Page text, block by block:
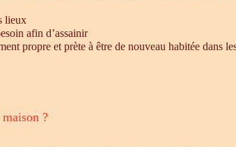
lieux
afin d’assainir
propre et prète à être de nouveau habitée dans
?